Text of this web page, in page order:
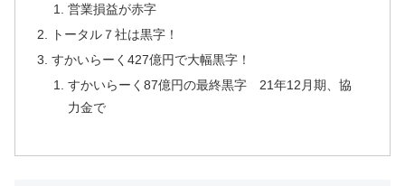
営業損益が赤字
トータル７社は黒字！
すかいらーく427億円で大幅黒字！
すかいらーく87億円の最終黒字 21年12月期、協
力金で